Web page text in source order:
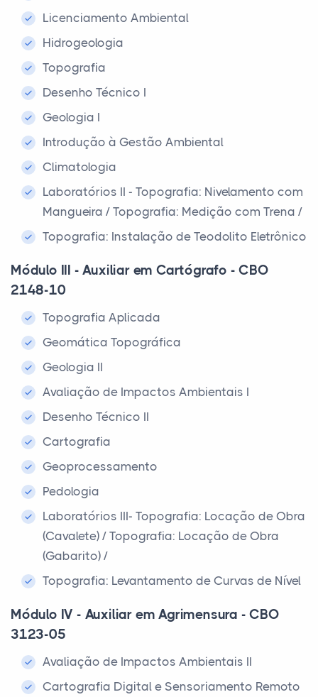
Licenciamento Ambiental
Hidrogeologia
Topografia
Desenho Técnico I
Geologia I
Introdução à Gestão Ambiental
Climatologia
Laboratórios II - Topografia: Nivelamento com
Mangueira / Topografia: Medição com Trena /
Topografia: Instalação de Teodolito Eletrônico
Módulo III - Auxiliar em Cartógrafo - CBO
2148-10
Topografia Aplicada
Geomática Topográfica
Geologia II
Avaliação de Impactos Ambientais I
Desenho Técnico II
Cartografia
Geoprocessamento
Pedologia
Laboratórios III- Topografia: Locação de Obra
(Cavalete) / Topografia: Locação de Obra
(Gabarito) /
Topografia: Levantamento de Curvas de Nível
Módulo IV - Auxiliar em Agrimensura - CBO
3123-05
Avaliação de Impactos Ambientais II
Cartografia Digital e Sensoriamento Remoto